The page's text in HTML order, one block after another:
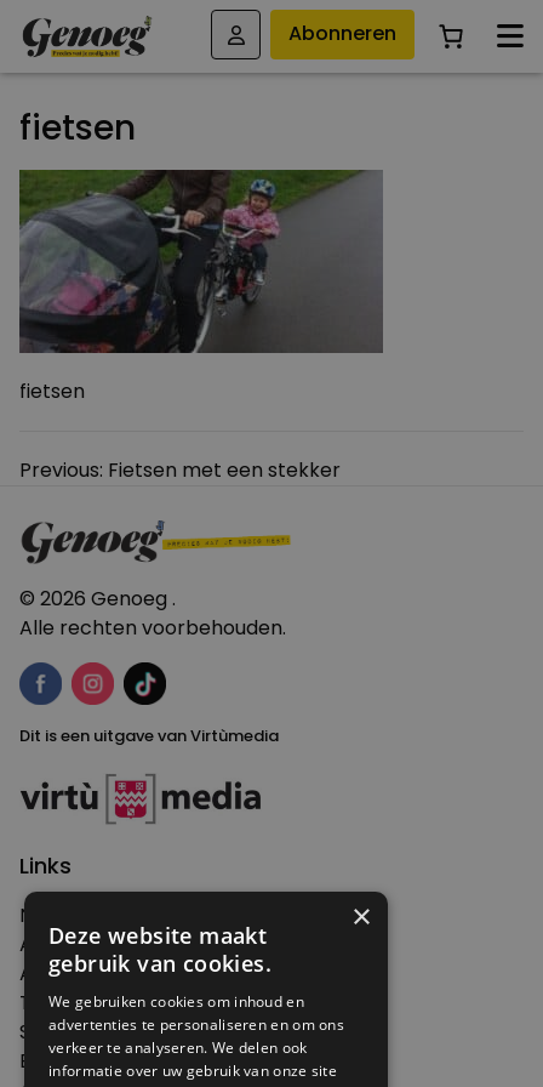
Abonneren
fietsen
fietsen
Bericht
Previous: Fietsen met een stekker
© 2026 Genoeg .
Alle rechten voorbehouden.
Dit is een uitgave van Virtùmedia
Links
Nieuws
Artikelen
Agenda
Thema's
Shop
Edities
×
Deze website maakt
gebruik van cookies.
We gebruiken cookies om inhoud en
advertenties te personaliseren en om ons
verkeer te analyseren. We delen ook
informatie over uw gebruik van onze site